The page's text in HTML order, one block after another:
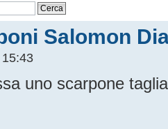
Salomon
uno scarpone